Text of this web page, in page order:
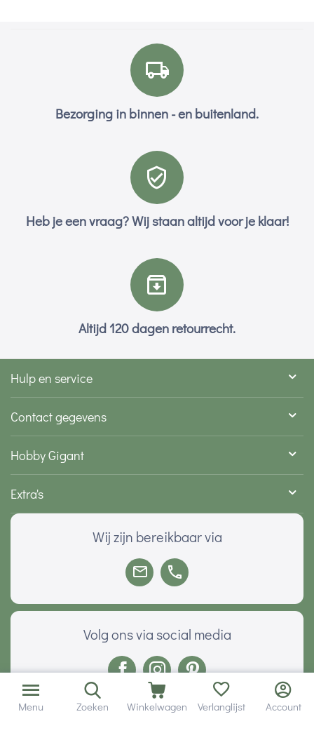
Bezorging in binnen - en buitenland.
Heb je een vraag? Wij staan altijd voor je klaar!
Altijd 120 dagen retourrecht.
Hulp en service
Contact gegevens
Hobby Gigant
Extra's
Wij zijn bereikbaar via
Volg ons via social media
Menu Zoeken Winkelwagen Verlanglijst Account